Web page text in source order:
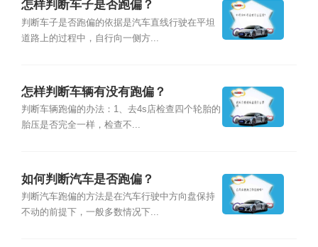
怎样判断车子是否跑偏？
判断车子是否跑偏的依据是汽车直线行驶在平坦
道路上的过程中，自行向一侧方...
怎样判断车辆有没有跑偏？
判断车辆跑偏的办法：1、去4s店检查四个轮胎的
胎压是否完全一样，检查不...
如何判断汽车是否跑偏？
判断汽车跑偏的方法是在汽车行驶中方向盘保持
不动的前提下，一般多数情况下...